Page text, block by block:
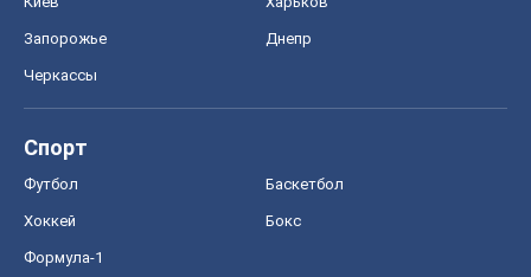
Запорожье Днепр
Черкассы
Спорт
Футбол Баскетбол
Хоккей Бокс
Формула-1